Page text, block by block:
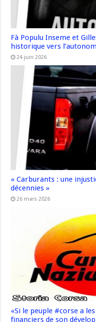
Fà Populu Inseme et
historique vers
24 juin 2026
« Carburants : une
décennies »
26 mars 2026
«Si le peuple #corse a
financiers de son